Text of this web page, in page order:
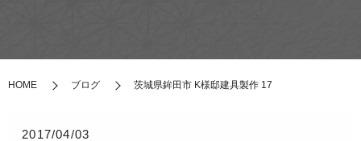
HOME ブログ 茨城県鉾田市 K様邸建具製作 17
2017/04/03